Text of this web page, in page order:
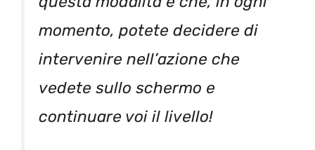
momento, potete decidere di
intervenire nell’azione che
vedete sullo schermo e
continuare voi il livello!